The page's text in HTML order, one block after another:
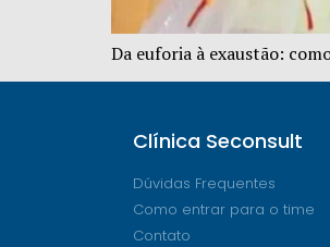
Da euforia à exaustão:
Clínica Seconsult
Dúvidas Frequentes
Como entrar para o time
Contato